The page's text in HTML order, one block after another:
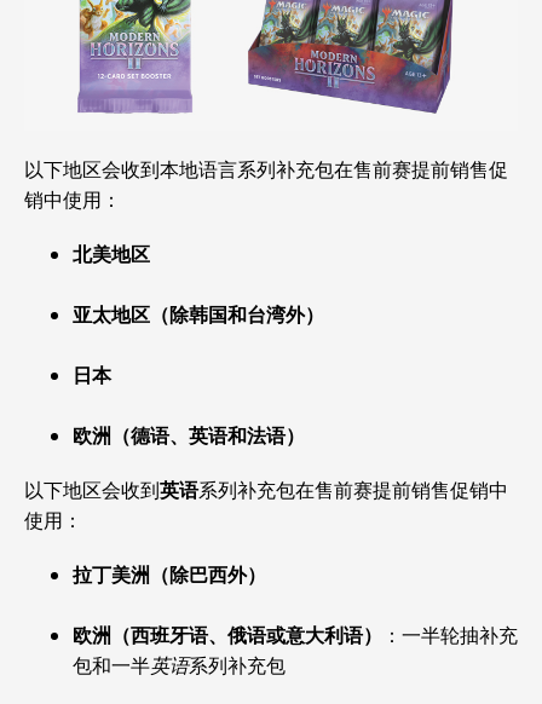
以下地区会收到本地语言系列补充包在售前赛提前销售促
销中使用：
北美地区
亚太地区（除韩国和台湾外）
日本
欧洲（德语、英语和法语）
以下地区会收到英语系列补充包在售前赛提前销售促销中
使用：
拉丁美洲（除巴西外）
欧洲（西班牙语、俄语或意大利语）
：一半轮抽补充
包和一半英语系列补充包